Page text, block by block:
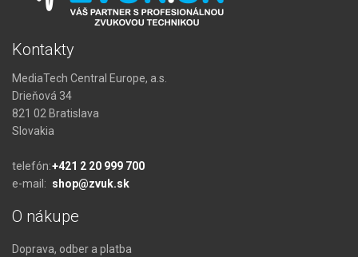
Kontakty
MediaTech Central Europe, a.s.
Drieňová 34
821 02 Bratislava
Slovakia
telefón:+421 2 20 999 700
e-mail: shop@zvuk.sk
O nákupe
Doprava, odber a platba